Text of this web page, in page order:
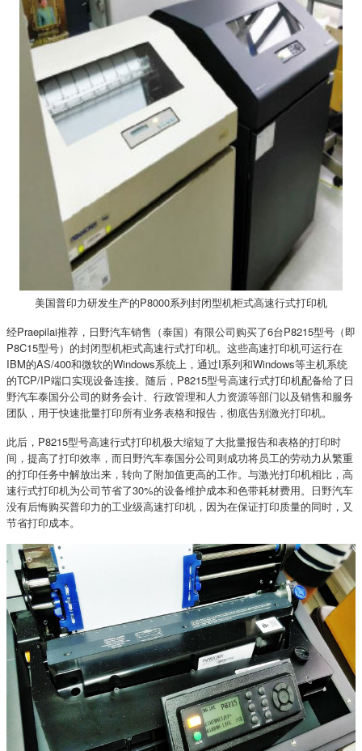
美国普印力研发生产的P8000系列封闭型机柜式高速行式打印机
经Praepilai推荐，日野汽车销售（泰国）有限公司购买了6台P8215型号（即
P8C15型号）的封闭型机柜式高速行式打印机。这些高速打印机可运行在
IBM的AS/400和微软的Windows系统上，通过I系列和Windows等主机系统
的TCP/IP端口实现设备连接。随后，P8215型号高速行式打印机配备给了日
野汽车泰国分公司的财务会计、行政管理和人力资源等部门以及销售和服务
团队，用于快速批量打印所有业务表格和报告，彻底告别激光打印机。
此后，P8215型号高速行式打印机极大缩短了大批量报告和表格的打印时
间，提高了打印效率，而日野汽车泰国分公司则成功将员工的劳动力从繁重
的打印任务中解放出来，转向了附加值更高的工作。与激光打印机相比，高
速行式打印机为公司节省了30%的设备维护成本和色带耗材费用。日野汽车
没有后悔购买普印力的工业级高速打印机，因为在保证打印质量的同时，又
节省打印成本。